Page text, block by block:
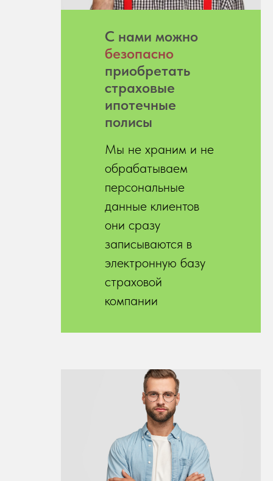
С нами можно
безопасно
приобретать
страховые
ипотечные
полисы
Мы не храним и не
обрабатываем
персональные
данные клиентов
они сразу
записываются в
электронную базу
страховой
компании